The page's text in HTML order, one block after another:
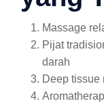
Massage
Pijat
darah
Deep tissue